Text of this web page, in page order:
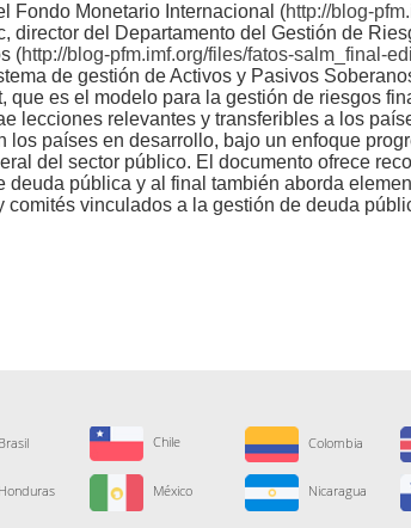
Fondo Monetario Internacional (http://blog-
director del Departamento del Gestión de
(http://blog-pfm.imf.org/files/fatos-salm_final-
de gestión de Activos y Pasivos
es el modelo para la gestión de riesgos
lecciones relevantes y transferibles a los
países en desarrollo, bajo un enfoque
del sector público. El documento ofrece
pública y al final también aborda
vinculados a la gestión de deuda
Brasil Chile Colombia
Honduras México Nicaragua